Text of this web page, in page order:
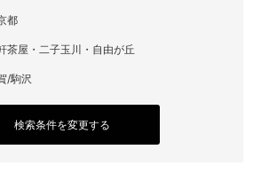
都
茶屋・二子玉川・自由が丘
/駒沢
検索条件を変更する